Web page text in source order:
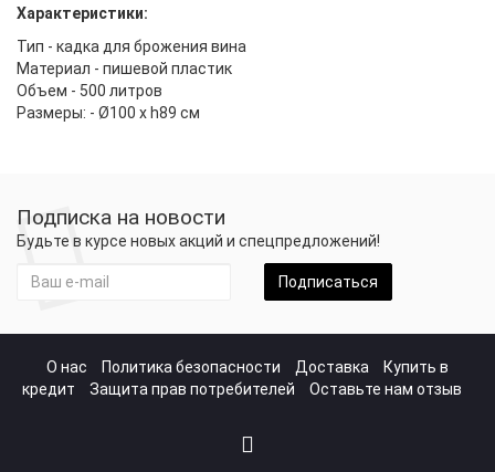
Характеристики:
Тип - кадка для брожения вина
Материал - пишевой пластик
Объем - 500 литров
Pазмеры: - Ø100 x h89 см
Подписка на новости
Будьте в курсе новых акций и спецпредложений!
Подписаться
О нас Политика безопасности Доставка
Купить в
кредит
Защита прав потребителей Оставьте нам отзыв